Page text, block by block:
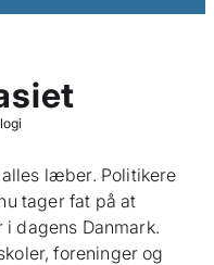
læber. Politikere
tager fat på at
dagens Danmark.
foreninger og